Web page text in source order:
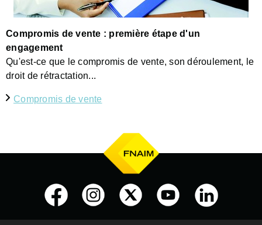
Compromis de vente : première étape d'un
engagement
Qu'est-ce que le compromis de vente, son déroulement, le
droit de rétractation...
Compromis de vente